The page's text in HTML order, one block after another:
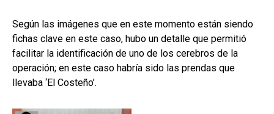
Según las imágenes que en este momento están siendo
fichas clave en este caso, hubo un detalle que permitió
facilitar la identificación de uno de los cerebros de la
operación; en este caso habría sido las prendas que
llevaba ‘El Costeño’.